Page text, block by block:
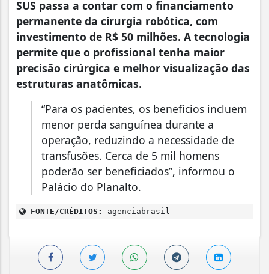
SUS passa a contar com o financiamento
permanente da cirurgia robótica, com
investimento de R$ 50 milhões. A tecnologia
permite que o profissional tenha maior
precisão cirúrgica e melhor visualização das
estruturas anatômicas.
“Para os pacientes, os benefícios incluem
menor perda sanguínea durante a
operação, reduzindo a necessidade de
transfusões. Cerca de 5 mil homens
poderão ser beneficiados”, informou o
Palácio do Planalto.
FONTE/CRÉDITOS: agenciabrasil